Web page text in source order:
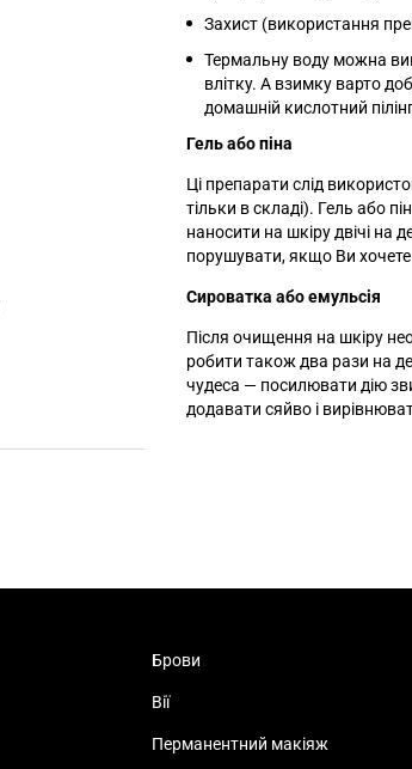
Захист (використання
Термальну воду можна
влітку. А взимку варто
домашній кислотний
Гель або піна
Ці препарати слід
тільки в складі). Гель або
наносити на шкіру двічі на
порушувати, якщо Ви
Сироватка або емульсія
Після очищення на шкіру
робити також два рази на
чудеса — посилювати дію
додавати сяйво і
Брови
Вії
Перманентний макіяж